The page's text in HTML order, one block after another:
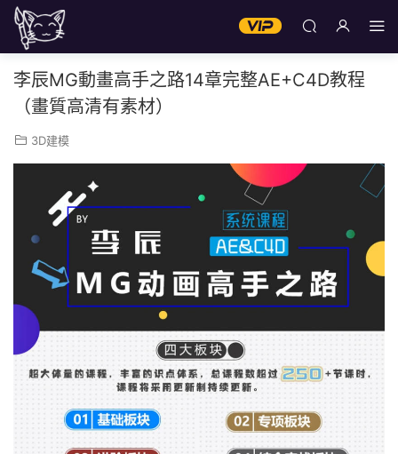
李辰MG動畫高手之路14章完整AE+C4D教程
（畫質高清有素材）
3D建模